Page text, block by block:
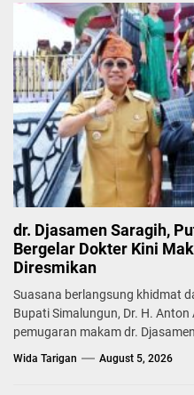
dr. Djasamen Saragih,
Bergelar Dokter Kini
Diresmikan
Suasana berlangsung khidmat
Bupati Simalungun, Dr. H.
pemugaran makam dr.
Wida Tarigan August 5, 2026